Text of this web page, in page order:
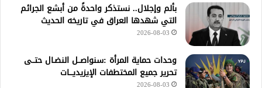
بألم وإجلال.. نستذكر واحدةً من أبشع الجرائم
التي شهدها العراق في تاريخه الحديث
2026-08-03
وحدات حماية المرأة :سنواصــل النضـال حتــى
تحرير جميع المختطفات الإيزيديـــات
2026-08-03